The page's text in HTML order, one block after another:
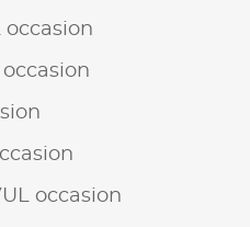
occasion
occasion
occasion